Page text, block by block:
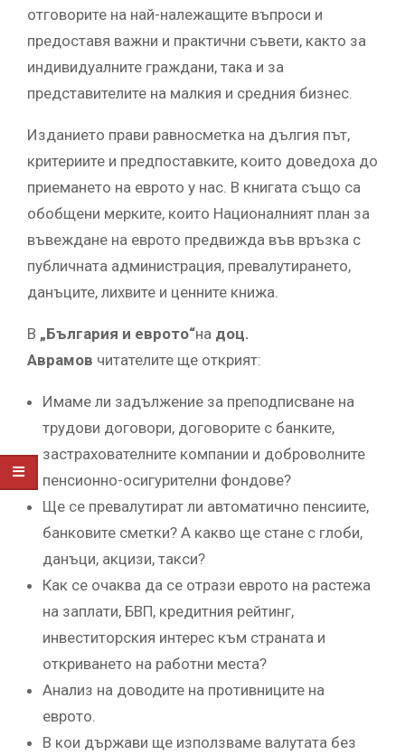
отговорите на най-належащите въпроси и
предоставя важни и практични съвети, както за
индивидуалните граждани, така и за
представителите на малкия и средния бизнес.
Изданието прави равносметка на дългия път,
критериите и предпоставките, които доведоха до
приемането на еврото у нас. В книгата също са
обобщени мерките, които Националният план за
въвеждане на еврото предвижда във връзка с
публичната администрация, превалутирането,
данъците, лихвите и ценните книжа.
В „България и еврото“на доц.
Аврамов читателите ще открият:
Имаме ли задължение за преподписване на
трудови договори, договорите с банките,
застрахователните компании и доброволните
пенсионно-осигурителни фондове?
Ще се превалутират ли автоматично пенсиите,
банковите сметки? А какво ще стане с глоби,
данъци, акцизи, такси?
Как се очаква да се отрази еврото на растежа
на заплати, БВП, кредитния рейтинг,
инвеститорския интерес към страната и
откриването на работни места?
Анализ на доводите на противниците на
еврото.
В кои държави ще използваме валутата без